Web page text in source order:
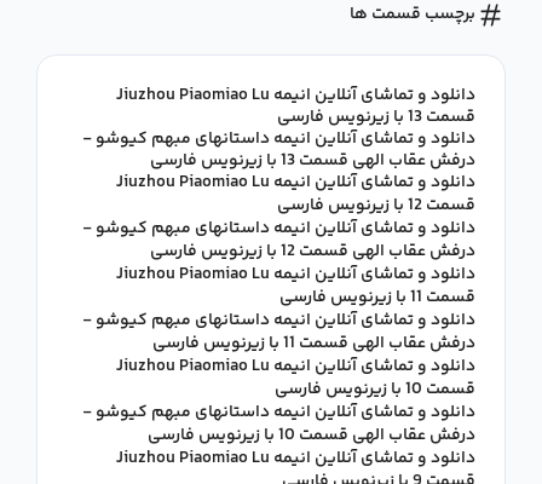
برچسب قسمت ها
دانلود و تماشای آنلاین انیمه Jiuzhou Piaomiao Lu
قسمت 13 با زیرنویس فارسی
دانلود و تماشای آنلاین انیمه داستانهای مبهم کیوشو -
درفش عقاب الهی قسمت 13 با زیرنویس فارسی
دانلود و تماشای آنلاین انیمه Jiuzhou Piaomiao Lu
قسمت 12 با زیرنویس فارسی
دانلود و تماشای آنلاین انیمه داستانهای مبهم کیوشو -
درفش عقاب الهی قسمت 12 با زیرنویس فارسی
دانلود و تماشای آنلاین انیمه Jiuzhou Piaomiao Lu
قسمت 11 با زیرنویس فارسی
دانلود و تماشای آنلاین انیمه داستانهای مبهم کیوشو -
درفش عقاب الهی قسمت 11 با زیرنویس فارسی
دانلود و تماشای آنلاین انیمه Jiuzhou Piaomiao Lu
قسمت 10 با زیرنویس فارسی
دانلود و تماشای آنلاین انیمه داستانهای مبهم کیوشو -
درفش عقاب الهی قسمت 10 با زیرنویس فارسی
دانلود و تماشای آنلاین انیمه Jiuzhou Piaomiao Lu